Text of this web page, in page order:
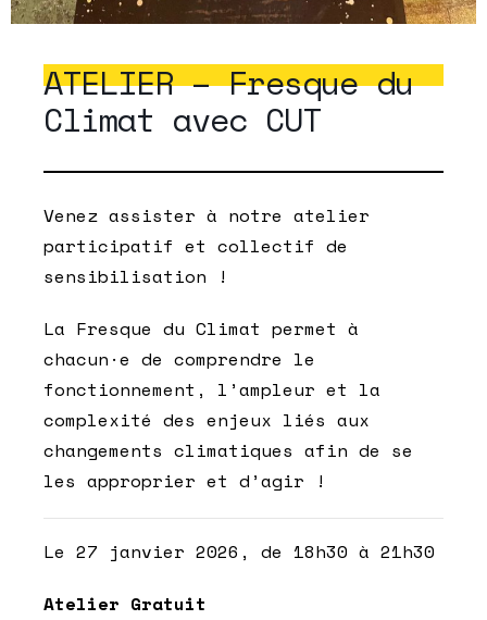
ATELIER – Fresque du
Climat avec CUT
Venez assister à notre atelier
participatif et collectif de
sensibilisation !
La Fresque du Climat permet à
chacun·e de comprendre le
fonctionnement, l’ampleur et la
complexité des enjeux liés aux
changements climatiques afin de se
les approprier et d’agir !
Le 27 janvier 2026, de 18h30 à 21h30
Atelier Gratuit